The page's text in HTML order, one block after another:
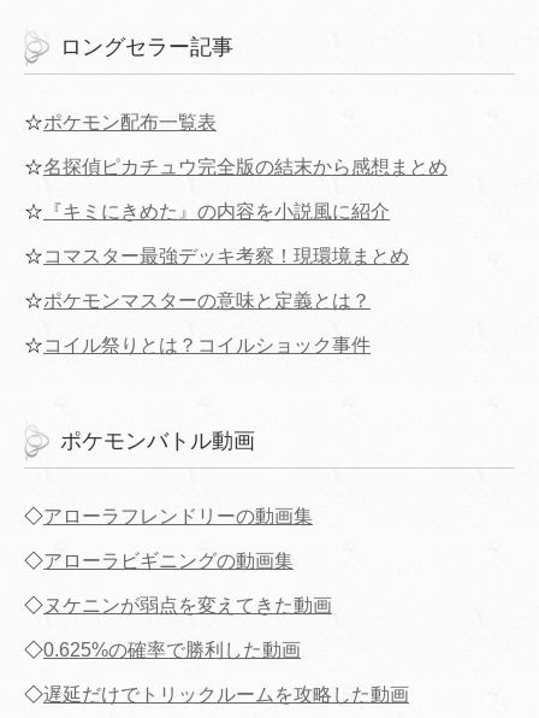
ロングセラー記事
☆ポケモン配布一覧表
☆名探偵ピカチュウ完全版の結末から感想まとめ
☆ 『キミにきめた』の内容を小説風に紹介
☆コマスター最強デッキ考察！現環境まとめ
☆ポケモンマスターの意味と定義とは？
☆コイル祭りとは？コイルショック事件
ポケモンバトル動画
◇アローラフレンドリーの動画集
◇アローラビギニングの動画集
◇ヌケニンが弱点を変えてきた動画
◇0.625%の確率で勝利した動画
◇遅延だけでトリックルームを攻略した動画